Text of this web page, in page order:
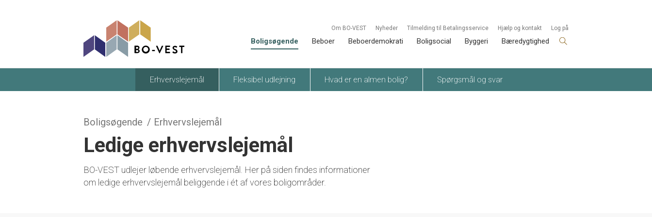
Om BO-VEST Nyheder Tilmelding til Betalingsservice Hjælp og kontakt Log på
Boligsøgende Beboer Beboerdemokrati Boligsocial Byggeri Bæredygtighed
Erhvervslejemål Fleksibel udlejning Hvad er en almen bolig? Spørgsmål og svar
Boligsøgende Erhvervslejemål
Ledige erhvervslejemål
BO-VEST udlejer løbende erhvervslejemål. Her på siden findes informationer
om ledige erhvervslejemål beliggende i ét af vores boligområder.